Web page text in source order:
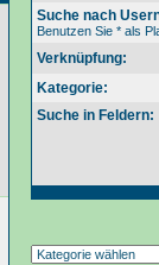
Suche nach
Benutzen Sie * als
Verknüpfung:
Kategorie:
Suche in Feldern: